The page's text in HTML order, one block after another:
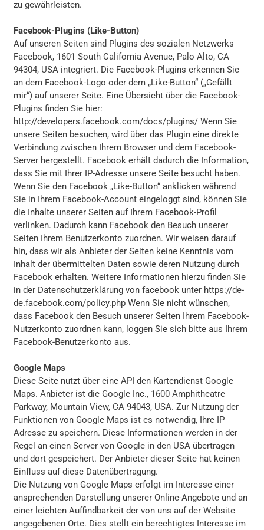
zu gewährleisten.
Facebook-Plugins (Like-Button)
Auf unseren Seiten sind Plugins des sozialen Netzwerks
Facebook, 1601 South California Avenue, Palo Alto, CA
94304, USA integriert. Die Facebook-Plugins erkennen Sie
an dem Facebook-Logo oder dem „Like-Button“ („Gefällt
mir“) auf unserer Seite. Eine Übersicht über die Facebook-
Plugins finden Sie hier:
http://developers.facebook.com/docs/plugins/ Wenn Sie
unsere Seiten besuchen, wird über das Plugin eine direkte
Verbindung zwischen Ihrem Browser und dem Facebook-
Server hergestellt. Facebook erhält dadurch die Information,
dass Sie mit Ihrer IP-Adresse unsere Seite besucht haben.
Wenn Sie den Facebook „Like-Button“ anklicken während
Sie in Ihrem Facebook-Account eingeloggt sind, können Sie
die Inhalte unserer Seiten auf Ihrem Facebook-Profil
verlinken. Dadurch kann Facebook den Besuch unserer
Seiten Ihrem Benutzerkonto zuordnen. Wir weisen darauf
hin, dass wir als Anbieter der Seiten keine Kenntnis vom
Inhalt der übermittelten Daten sowie deren Nutzung durch
Facebook erhalten. Weitere Informationen hierzu finden Sie
in der Datenschutzerklärung von facebook unter https://de-
de.facebook.com/policy.php Wenn Sie nicht wünschen,
dass Facebook den Besuch unserer Seiten Ihrem Facebook-
Nutzerkonto zuordnen kann, loggen Sie sich bitte aus Ihrem
Facebook-Benutzerkonto aus.
Google Maps
Diese Seite nutzt über eine API den Kartendienst Google
Maps. Anbieter ist die Google Inc., 1600 Amphitheatre
Parkway, Mountain View, CA 94043, USA. Zur Nutzung der
Funktionen von Google Maps ist es notwendig, Ihre IP
Adresse zu speichern. Diese Informationen werden in der
Regel an einen Server von Google in den USA übertragen
und dort gespeichert. Der Anbieter dieser Seite hat keinen
Einfluss auf diese Datenübertragung.
Die Nutzung von Google Maps erfolgt im Interesse einer
ansprechenden Darstellung unserer Online-Angebote und an
einer leichten Auffindbarkeit der von uns auf der Website
angegebenen Orte. Dies stellt ein berechtigtes Interesse im